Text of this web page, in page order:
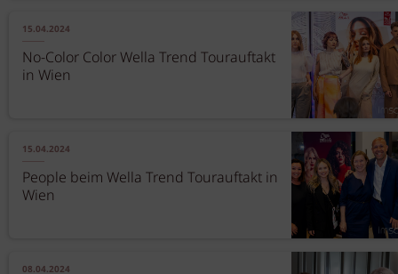
15.04.2024
No-Color Color Wella Trend Tourauftakt
in Wien
15.04.2024
People beim Wella Trend Tourauftakt in
Wien
08.04.2024